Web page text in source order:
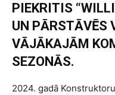
PIEKRITIS
UN PĀRSTĀVĒS
VĀJĀKAJĀM
SEZONĀS.
2024. gadā